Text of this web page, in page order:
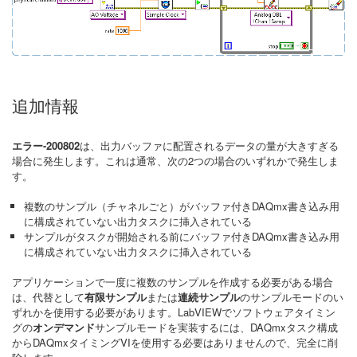
追加情報
エラー-200802は、出力バッファに配置されるデータの量が大きすぎる
場合に発生します。これは通常、次の2つの場合のいずれかで発生しま
す。
複数のサンプル（チャネルごと）がバッファ付きDAQmx書き込み用
に構成されていない出力タスクに挿入されている
サンプルがタスクが開始される前にバッファ付きDAQmx書き込み用
に構成されていない出力タスクに挿入されている
アプリケーションで一度に複数のサンプルを作成する必要がある場合
は、代替として有限サンプルまたは連続サンプルのサンプルモードのい
ずれかを使用する必要があります。LabVIEWでソフトウェアタイミン
グのオンデマンドサンプルモードを実装するには、DAQmxタスク構成
からDAQmxタイミングVIを使用する必要はありませんので、完全に削